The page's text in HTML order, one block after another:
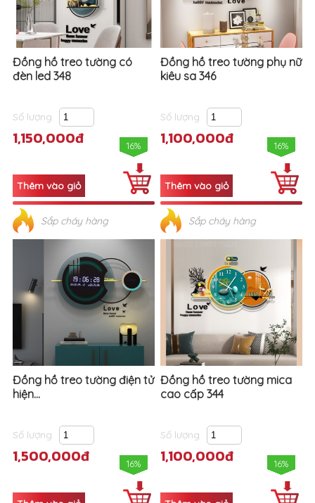
Đồng hồ treo tường có
đèn led 348
Số lượng
1,150,000đ 16%
Sắp cháy hàng
Đồng hồ treo tường phụ nữ
kiêu sa 346
Số lượng
1,100,000đ 16%
Sắp cháy hàng
Đồng hồ treo tường điện tử
hiện...
Số lượng
1,500,000đ 16%
Đồng hồ treo tường mica
cao cấp 344
Số lượng
1,100,000đ 16%